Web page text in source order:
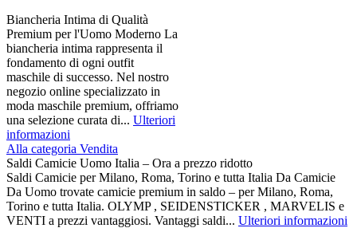
Biancheria Intima di Qualità
Premium per l'Uomo Moderno La
biancheria intima rappresenta il
fondamento di ogni outfit
maschile di successo. Nel nostro
negozio online specializzato in
moda maschile premium, offriamo
una selezione curata di... Ulteriori
informazioni
Alla categoria Vendita
Saldi Camicie Uomo Italia – Ora a prezzo ridotto
Saldi Camicie per Milano, Roma, Torino e tutta Italia Da Camicie
Da Uomo trovate camicie premium in saldo – per Milano, Roma,
Torino e tutta Italia. OLYMP , SEIDENSTICKER , MARVELIS e
VENTI a prezzi vantaggiosi. Vantaggi saldi... Ulteriori informazioni